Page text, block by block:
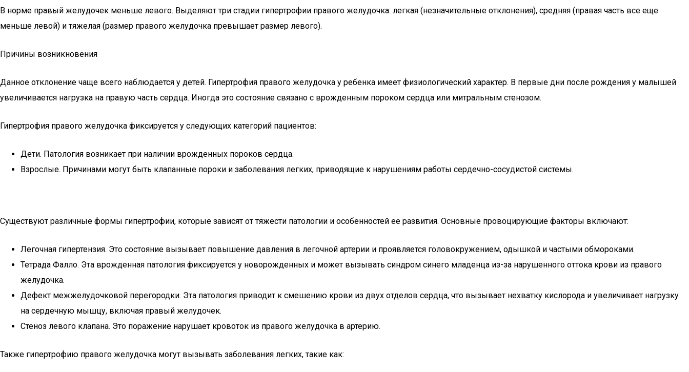
В норме правый желудочек меньше левого. Выделяют три стадии гипертрофии правого желудочка: легкая (незначительные отклонения), средняя (правая часть все еще
меньше левой) и тяжелая (размер правого желудочка превышает размер левого).
Причины возникновения
Данное отклонение чаще всего наблюдается у детей. Гипертрофия правого желудочка у ребенка имеет физиологический характер. В первые дни после рождения у малышей
увеличивается нагрузка на правую часть сердца. Иногда это состояние связано с врожденным пороком сердца или митральным стенозом.
Гипертрофия правого желудочка фиксируется у следующих категорий пациентов:
Дети. Патология возникает при наличии врожденных пороков сердца.
Взрослые. Причинами могут быть клапанные пороки и заболевания легких, приводящие к нарушениям работы сердечно-сосудистой системы.
Существуют различные формы гипертрофии, которые зависят от тяжести патологии и особенностей ее развития. Основные провоцирующие факторы включают:
Легочная гипертензия. Это состояние вызывает повышение давления в легочной артерии и проявляется головокружением, одышкой и частыми обмороками.
Тетрада Фалло. Эта врожденная патология фиксируется у новорожденных и может вызывать синдром синего младенца из-за нарушенного оттока крови из правого
желудочка.
Дефект межжелудочковой перегородки. Эта патология приводит к смешению крови из двух отделов сердца, что вызывает нехватку кислорода и увеличивает нагрузку
на сердечную мышцу, включая правый желудочек.
Стеноз левого клапана. Это поражение нарушает кровоток из правого желудочка в артерию.
Также гипертрофию правого желудочка могут вызывать заболевания легких, такие как: